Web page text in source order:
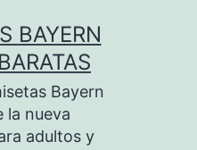
BAYERN
Bayern
la nueva
adultos y